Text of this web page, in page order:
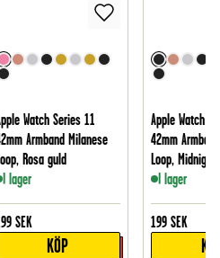
Watch Series 11
Armband Milanese
Rosa guld
I lager
SEK
KÖP
Apple Watch
42mm
Loop, Midnight
I lager
199 SEK